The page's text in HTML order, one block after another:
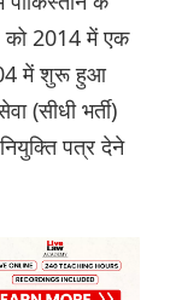
को 2014 में एक
में शुरू हुआ
(सीधी भर्ती)
पत्र देने